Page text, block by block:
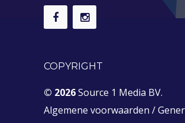
COPYRIGHT
© 2026Source 1 Media BV.
Algemene voorwaarden /